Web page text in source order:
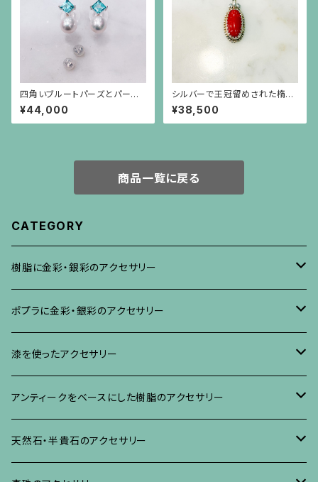
四角いブルートパーズとパール
のシルバー枠のピアス(シルバー
ポスト）
¥44,000
シルバーで王冠留めされた楕円
形の赤珊瑚、芥子パールのペン
ダント（チェーン別）
¥38,500
商品一覧に戻る
CATEGORY
樹脂に金彩・銀彩のアクセサリー
ブローチ
イヤリング・ピアス
ネックレス、その他
ポプラに金彩・銀彩のアクセサリー
ブローチ
イヤリング、ピアス
ネックレス、ペンダント
漆を使ったアクセサリー
ブローチ
イヤリング・ピアス
アンティークをベースにした樹脂のアクセサリー
ブローチ
天然石・半貴石のアクセサリー